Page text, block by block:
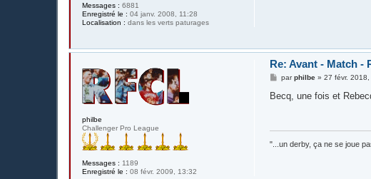
Messages : 6881
Enregistré le : 04 janv. 2008, 11:28
Localisation : dans les verts paturages
philbe
Challenger Pro League
Messages : 1189
Enregistré le : 08 févr. 2009, 13:32
Re: Avant - Match -
M
s
parphilbe »27 févr.
Becq, une fois et
"...un derby, ça ne se joue